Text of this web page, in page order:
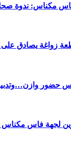
مكناس: ندوة
زواغة يصادق على
بفاس حضور
لجهة فاس